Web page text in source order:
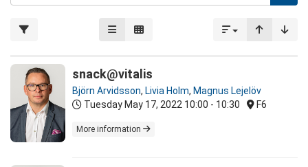
snack@vitalis
Björn Arvidsson, Livia Holm, Magnus Lejelöv
Tuesday May 17, 2022 10:00 - 10:30 F6
More information